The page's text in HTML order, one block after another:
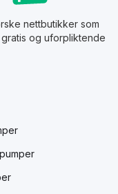
nettbutikker som
og uforpliktende